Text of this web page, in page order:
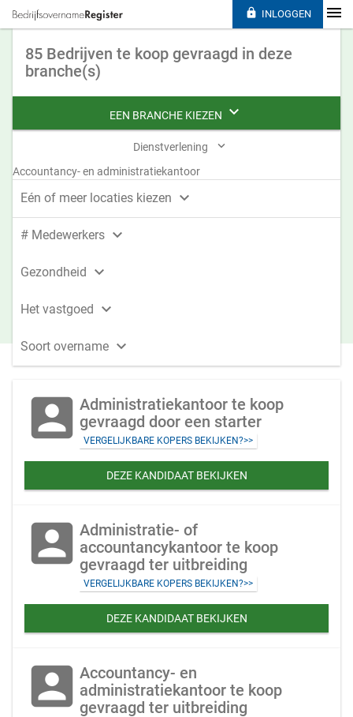
85 Bedrijven te koop gevraagd in deze
branche(s)
EEN BRANCHE KIEZEN 
Dienstverlening 
Accountancy- en administratiekantoor
Eén of meer locaties kiezen 
# Medewerkers 
Gezondheid 
Het vastgoed 
Soort overname 
account_box Administratiekantoor te koop
gevraagd door een starter
VERGELIJKBARE KOPERS BEKIJKEN?>>
DEZE KANDIDAAT BEKIJKEN
account_box Administratie- of
accountancykantoor te koop
gevraagd ter uitbreiding
VERGELIJKBARE KOPERS BEKIJKEN?>>
DEZE KANDIDAAT BEKIJKEN
account_box Accountancy- en
administratiekantoor te koop
gevraagd ter uitbreiding
 INLOGGEN